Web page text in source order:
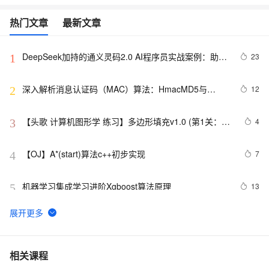
热门文章 最新文章
1
DeepSeek加持的通义灵码2.0 AI程序员实战案例：助力
23
2 深入解析消息认证码（MAC）算法：HmacMD5与
12
3
【头歌 计算机图形学 练习】多边形填充v1.0 (第1关：扫
3关：区域四连通种子填充算法 第4关：区域扫描线种子
4
4 【OJ】A*(start)算法c++初步实现 7
5 机器学习集成学习进阶Xgboost算法原理 13
6
【滤波跟踪】基于卡尔曼滤波算法实现飞行物体运动轨迹
7 Console-算法[for,if,break]-五个好朋友分苹果
相关课程